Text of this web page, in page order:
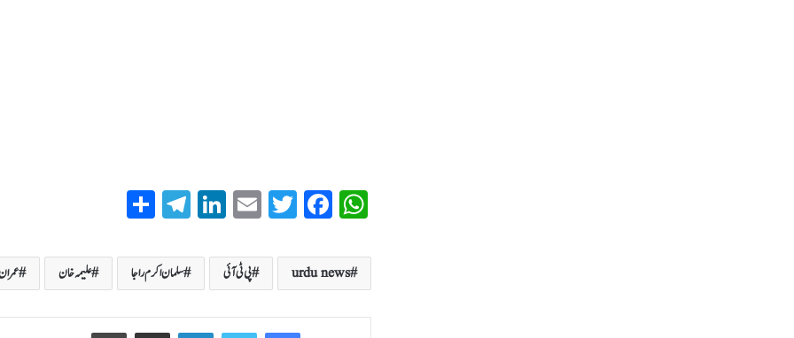
W
ha
ts
A
pp
Fa
ce
bo
ok
T
wi
tte
r
E
m
ail
Li
nk
ed
In
T
el
eg
ra
m
re urdu news پی ٹی آئی سلمان اکرم راجا علیمہ خان